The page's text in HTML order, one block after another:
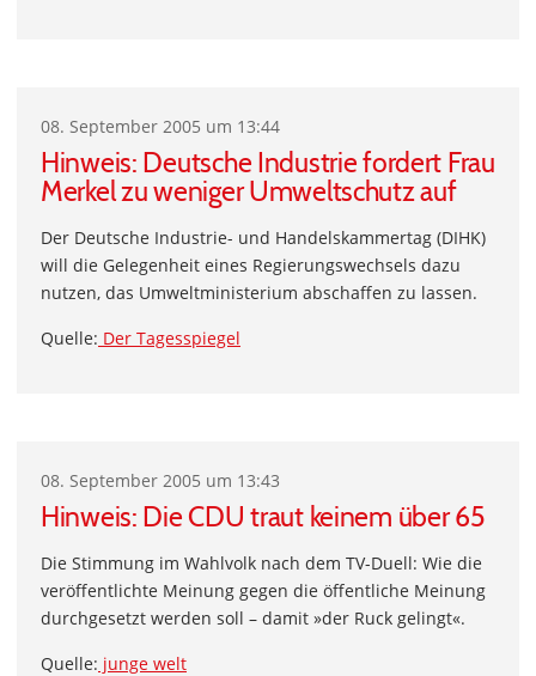
08. September 2005 um 13:44
Hinweis: Deutsche Industrie fordert Frau
Merkel zu weniger Umweltschutz auf
Der Deutsche Industrie- und Handelskammertag (DIHK)
will die Gelegenheit eines Regierungswechsels dazu
nutzen, das Umweltministerium abschaffen zu lassen.
Quelle: Der Tagesspiegel
08. September 2005 um 13:43
Hinweis: Die CDU traut keinem über 65
Die Stimmung im Wahlvolk nach dem TV-Duell: Wie die
veröffentlichte Meinung gegen die öffentliche Meinung
durchgesetzt werden soll – damit »der Ruck gelingt«.
Quelle: junge welt